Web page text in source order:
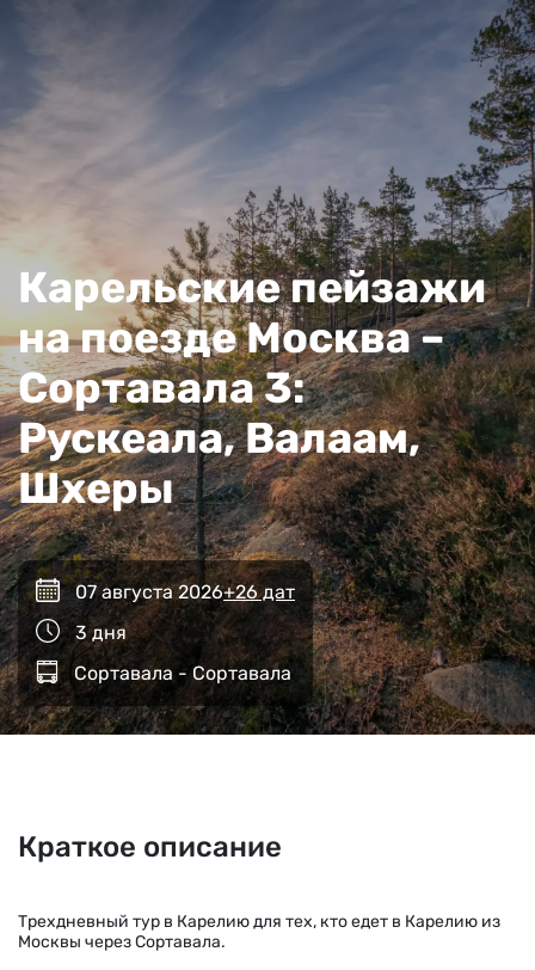
Карельские пейзажи
на поезде Москва –
Сортавала 3:
Рускеала, Валаам,
Шхеры
07 августа 2026+26 дат
3 дня
Сортавала - Сортавала
Краткое описание
Трехдневный тур в Карелию для тех, кто едет в Карелию из
Москвы через Сортавала.